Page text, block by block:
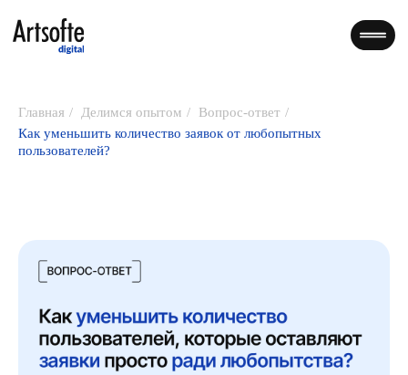
Главная / Делимся опытом / Вопрос-ответ /
Как уменьшить количество заявок от любопытных
пользователей?